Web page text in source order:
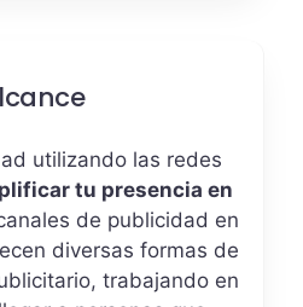
utilizando las redes
tu presencia en
de publicidad en
diversas formas de
trabajando en